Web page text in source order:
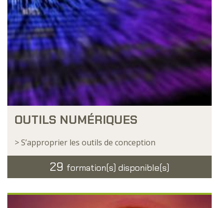
OUTILS NUMÉRIQUES
> S’approprier les outils de conception
29 formation(s) disponible(s)